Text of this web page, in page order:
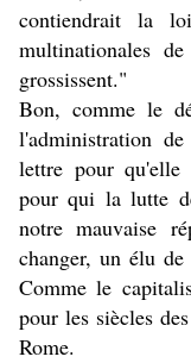
contiendrait la
multinationales
grossissent."
Bon, comme le
l'administration
lettre pour
pour qui la lutte
notre mauvaise
changer, un élu
Comme le
pour les siècles
Rome.